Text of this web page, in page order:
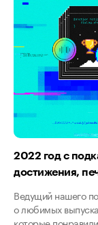
2022 год с
достижения,
Ведущий нашего
о любимых